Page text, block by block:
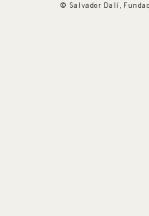
© Salvador Dalí,